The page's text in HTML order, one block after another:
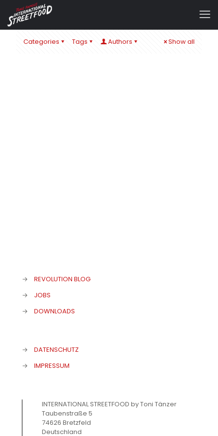
Categories Tags Authors Show all
→
REVOLUTION BLOG
→
JOBS
→
DOWNLOADS
→
DATENSCHUTZ
→
IMPRESSUM
INTERNATIONAL STREETFOOD by Toni Tänzer
Taubenstraße 5
74626 Bretzfeld
Deutschland